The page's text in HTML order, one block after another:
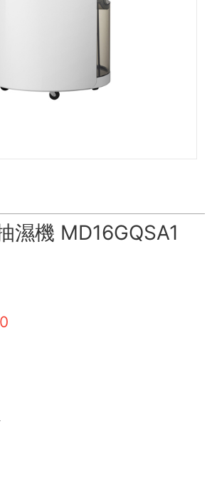
濕機 MD16GQSA1